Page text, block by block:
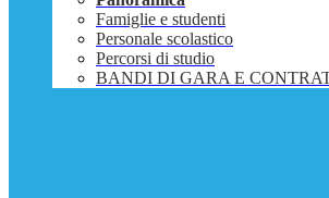
Famiglie e studenti
Personale scolastico
Percorsi di studio
BANDI DI GARA E